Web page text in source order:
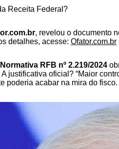
Receita Federal?
, revelou o documento
detalhes, acesse: Ofator.com.br
RFB nº 2.219/2024
A justificativa oficial? “Maior
poderia acabar na mira do fisco.